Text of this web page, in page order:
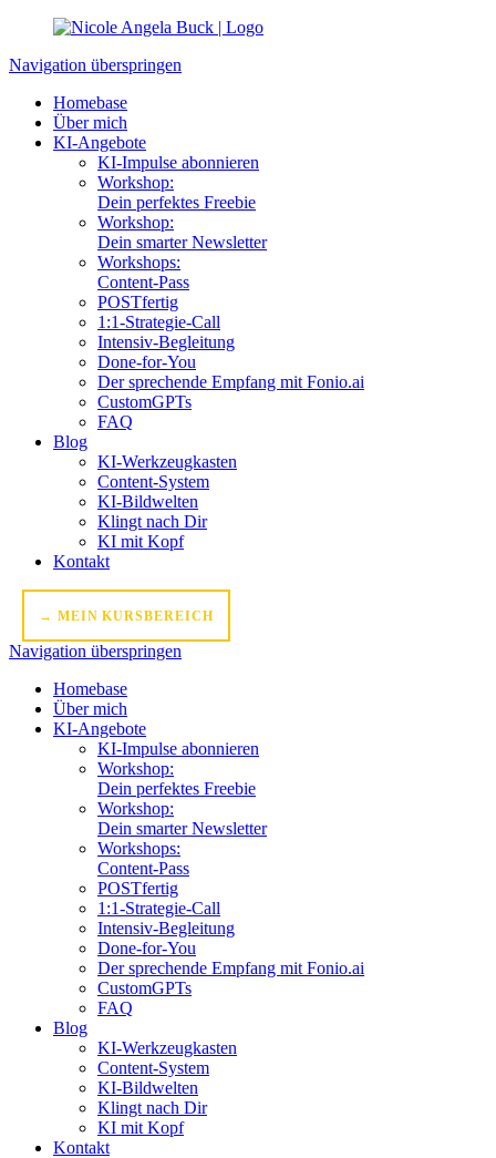
Navigation überspringen
Homebase
Über mich
KI-Angebote
KI-Impulse abonnieren
Workshop:
Dein perfektes Freebie
Workshop:
Dein smarter Newsletter
Workshops:
Content-Pass
POSTfertig
1:1-Strategie-Call
Intensiv-Begleitung
Done-for-You
Der sprechende Empfang mit Fonio.ai
CustomGPTs
FAQ
Blog
KI-Werkzeugkasten
Content-System
KI-Bildwelten
Klingt nach Dir
KI mit Kopf
Kontakt
→ MEIN KURSBEREICH
Navigation überspringen
Homebase
Über mich
KI-Angebote
KI-Impulse abonnieren
Workshop:
Dein perfektes Freebie
Workshop:
Dein smarter Newsletter
Workshops:
Content-Pass
POSTfertig
1:1-Strategie-Call
Intensiv-Begleitung
Done-for-You
Der sprechende Empfang mit Fonio.ai
CustomGPTs
FAQ
Blog
KI-Werkzeugkasten
Content-System
KI-Bildwelten
Klingt nach Dir
KI mit Kopf
Kontakt